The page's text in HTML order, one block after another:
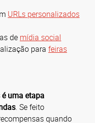
URLs personalizados
de mídia social
para feiras
uma etapa
. Se feito
quando